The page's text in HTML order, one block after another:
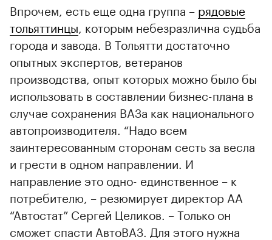
Впрочем, есть еще одна группа – рядовые
тольяттинцы, которым небезразлична судьба
города и завода. В Тольятти достаточно
опытных экспертов, ветеранов
производства, опыт которых можно было бы
использовать в составлении бизнес-плана в
случае сохранения ВАЗа как национального
автопроизводителя. “Надо всем
заинтересованным сторонам сесть за весла
и грести в одном направлении. И
направление это одно- единственное – к
потребителю, – резюмирует директор АА
“Автостат” Сергей Целиков. – Только он
сможет спасти АвтоВАЗ. Для этого нужна